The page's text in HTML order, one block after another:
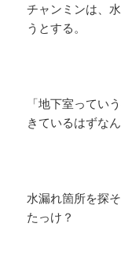
チャンミンは、
うとする。
「地下室ってい
きているはずなん
水漏れ箇所を探
たっけ？